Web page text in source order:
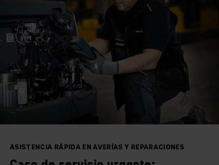
ASISTENCIA RÁPIDA EN AVERÍAS Y REPARACIONES